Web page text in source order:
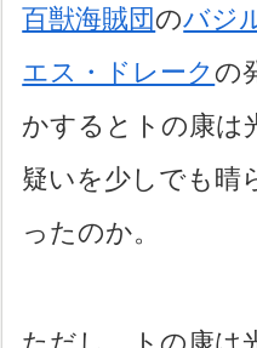
百獣海賊団のバジ
エス・ドレークの
かするとトの康は
疑いを少しでも晴
ったのか。